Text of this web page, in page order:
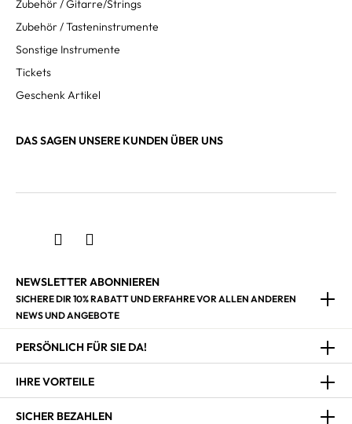
Zubehör / Gitarre/Strings
Zubehör / Tasteninstrumente
Sonstige Instrumente
Tickets
Geschenk Artikel
DAS SAGEN UNSERE KUNDEN ÜBER UNS
NEWSLETTER ABONNIEREN
SICHERE DIR 10% RABATT UND ERFAHRE VOR ALLEN ANDEREN
NEWS UND ANGEBOTE
PERSÖNLICH FÜR SIE DA!
IHRE VORTEILE
SICHER BEZAHLEN